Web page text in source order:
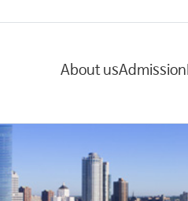
About usAdmission